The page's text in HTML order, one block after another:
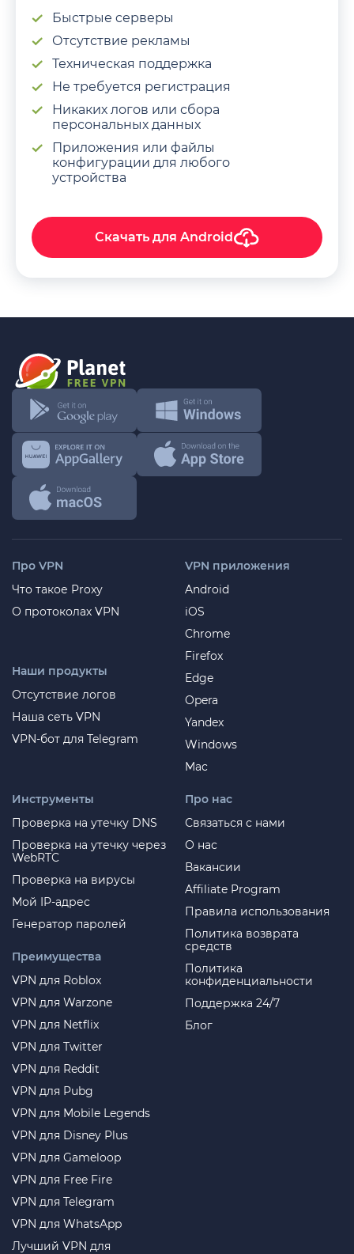
Быстрые cерверы
Отсутствие рекламы
Техническая поддержка
Не требуется регистрация
Никаких логов или сбора
персональных данных
Приложения или файлы
конфигурации для любого
устройства
Скачать для Android
Про VPN
Что такое Proxy
О протоколах VPN
Наши продукты
Отсутствие логов
Наша сеть VPN
VPN-бот для Telegram
VPN приложения
Android
iOS
Chrome
Firefox
Edge
Opera
Yandex
Windows
Mac
Про нас
Связаться с нами
О нас
Вакансии
Affiliate Program
Правила использования
Политика возврата
средств
Политика
конфиденциальности
Поддержка 24/7
Блог
Инструменты
Проверка на утечку DNS
Проверка на утечку через
WebRTC
Проверка на вирусы
Мой IP-адрес
Генератор паролей
Преимущества
VPN для Roblox
VPN для Warzone
VPN для Netflix
VPN для Twitter
VPN для Reddit
VPN для Pubg
VPN для Mobile Legends
VPN для Disney Plus
VPN для Gameloop
VPN для Free Fire
VPN для Telegram
VPN для WhatsApp
Лучший VPN для